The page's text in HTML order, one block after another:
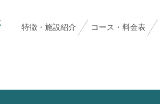
特徴・施設紹介 コース・料金表